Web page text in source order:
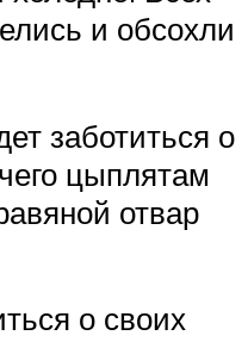
и обсохли
заботиться о
цыплятам
отвар
о своих